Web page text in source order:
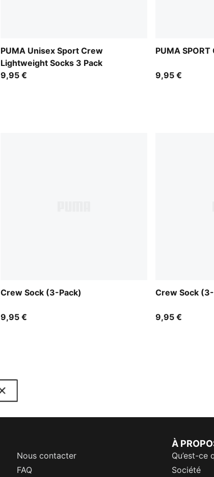
PUMA Unisex Sport Crew
Lightweight Socks 3 Pack
9,95 €
PUMA SPORT
9,95 €
Crew Sock (3-Pack)
9,95 €
Crew Sock
9,95 €
Nous contacter
FAQ
À
Qu’est-ce
Société